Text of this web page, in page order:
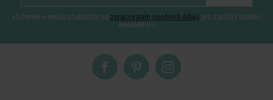
vložením e-mailu souhlasíte se zpracováním osobních údajů pro zasílání našeho
newsletteru